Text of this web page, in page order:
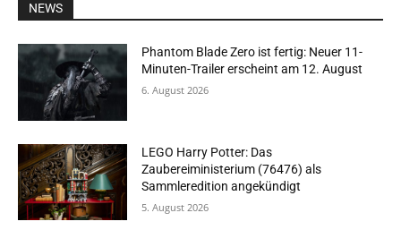
NEWS
Phantom Blade Zero ist fertig: Neuer 11-
Minuten-Trailer erscheint am 12. August
6. August 2026
LEGO Harry Potter: Das
Zaubereiministerium (76476) als
Sammleredition angekündigt
5. August 2026